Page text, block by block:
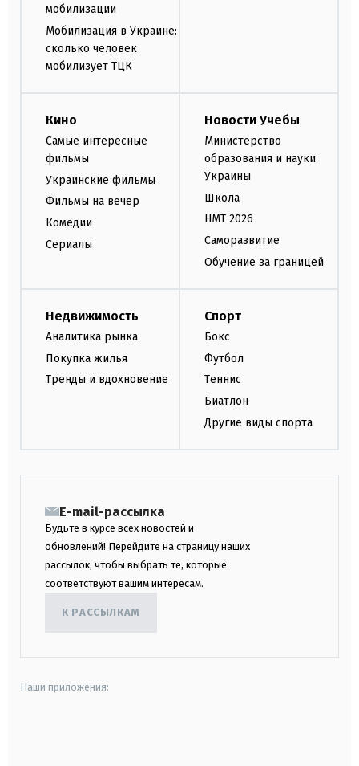
мобилизации
Мобилизация в Украине:
сколько человек
мобилизует ТЦК
Кино
Самые интересные
фильмы
Украинские фильмы
Фильмы на вечер
Комедии
Сериалы
Новости Учебы
Министерство
образования и науки
Украины
Школа
НМТ 2026
Саморазвитие
Обучение за границей
Недвижимость
Аналитика рынка
Покупка жилья
Тренды и вдохновение
Спорт
Бокс
Футбол
Теннис
Биатлон
Другие виды спорта
E-mail-рассылка
Будьте в курсе всех новостей и
обновлений! Перейдите на страницу наших
рассылок, чтобы выбрать те, которые
соответствуют вашим интересам.
К РАССЫЛКАМ
Наши приложения: